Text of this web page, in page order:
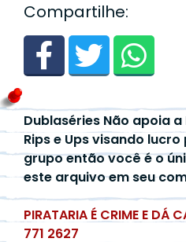
Compartilhe:
Dublaséries Não apoia
Rips e Ups visando
grupo então você é o
este arquivo em seu
PIRATARIA É CRIME E DÁ
771 2627